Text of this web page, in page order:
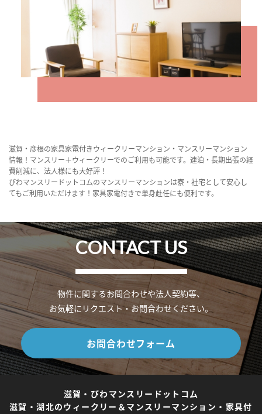
滋賀・彦根の家具家電付きウィークリーマンション・マンスリーマンション
情報！マンスリー＋ウィークリーでのご利用も可能です。連泊・長期出張の経
費削減に、法人様にも大好評！
びわマンスリードットコムのマンスリーマンションは寮・社宅として安心し
てもご利用いただけます！家具家電付きで単身赴任にも便利です。
CONTACT US
物件に関するお問合わせや法人契約等、
お気軽にリクエスト・お問合わせください。
お問合わせフォーム
滋賀・びわマンスリードットコム
滋賀・湖北のウィークリー＆マンスリーマンション・家具付